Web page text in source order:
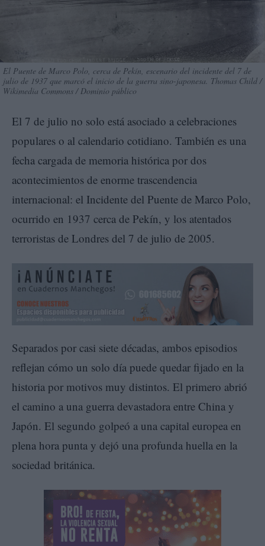
El Puente de Marco Polo, cerca de Pekín, escenario del incidente del 7 de
julio de 1937 que marcó el inicio de la guerra sino-japonesa. Thomas Child /
Wikimedia Commons / Dominio público
El 7 de julio no solo está asociado a celebraciones
populares o al calendario cotidiano. También es una
fecha cargada de memoria histórica por dos
acontecimientos de enorme trascendencia
internacional: el Incidente del Puente de Marco Polo,
ocurrido en 1937 cerca de Pekín, y los atentados
terroristas de Londres del 7 de julio de 2005.
Separados por casi siete décadas, ambos episodios
reflejan cómo un solo día puede quedar fijado en la
historia por motivos muy distintos. El primero abrió
el camino a una guerra devastadora entre China y
Japón. El segundo golpeó a una capital europea en
plena hora punta y dejó una profunda huella en la
sociedad británica.